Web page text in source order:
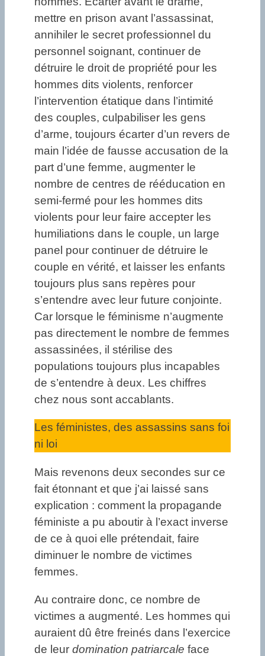
mettre en prison avant l’assassinat,
annihiler le secret professionnel du
personnel soignant, continuer de
détruire le droit de propriété pour les
hommes dits violents, renforcer
l’intervention étatique dans l’intimité
des couples, culpabiliser les gens
d’arme, toujours écarter d’un revers de
main l’idée de fausse accusation de la
part d’une femme, augmenter le
nombre de centres de rééducation en
semi-fermé pour les hommes dits
violents pour leur faire accepter les
humiliations dans le couple, un large
panel pour continuer de détruire le
couple en vérité, et laisser les enfants
toujours plus sans repères pour
s’entendre avec leur future conjointe.
Car lorsque le féminisme n’augmente
pas directement le nombre de femmes
assassinées, il stérilise des
populations toujours plus incapables
de s’entendre à deux. Les chiffres
chez nous sont accablants.
Les féministes, des assassins sans foi
ni loi
Mais revenons deux secondes sur ce
fait étonnant et que j’ai laissé sans
explication : comment la propagande
féministe a pu aboutir à l’exact inverse
de ce à quoi elle prétendait, faire
diminuer le nombre de victimes
femmes.
Au contraire donc, ce nombre de
victimes a augmenté. Les hommes qui
auraient dû être freinés dans l’exercice
de leur domination patriarcale face